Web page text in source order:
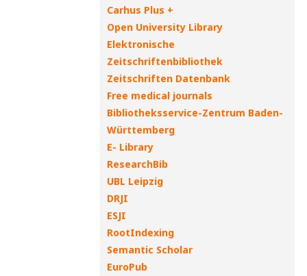
Carhus Plus +
Open University Library
Elektronische
Zeitschriftenbibliothek
Zeitschriften Datenbank
Free medical journals
Bibliotheksservice-Zentrum Baden-
Württemberg
E- Library
ResearchBib
UBL Leipzig
DRJI
ESJI
RootIndexing
Semantic Scholar
EuroPub